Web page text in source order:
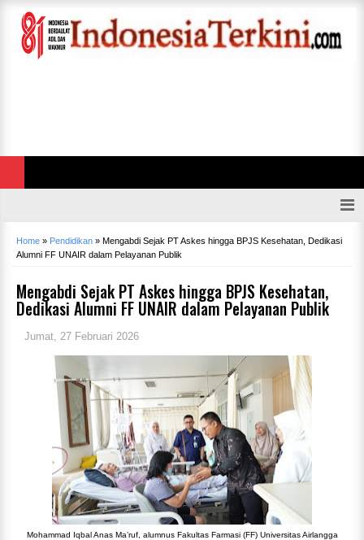
Home » Pendidikan » Mengabdi Sejak PT Askes hingga BPJS Kesehatan, Dedikasi
Alumni FF UNAIR dalam Pelayanan Publik
Mengabdi Sejak PT Askes hingga BPJS Kesehatan,
Dedikasi Alumni FF UNAIR dalam Pelayanan Publik
Jumat, 27 Februari 2026
Mohammad Iqbal Anas Ma’ruf, alumnus Fakultas Farmasi (FF) Universitas Airlangga